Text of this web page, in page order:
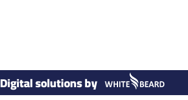
Digital solutions by